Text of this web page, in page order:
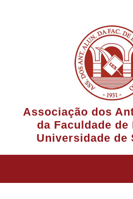
Associação dos
da Faculdade
Universidade de